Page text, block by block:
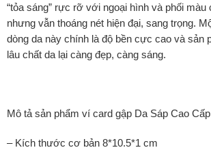
“tỏa sáng” rực rỡ với ngoại hình và phối màu
nhưng vẫn thoáng nét hiện đại, sang trọng.
dòng da này chính là độ bền cực cao và sản
lâu chất da lại càng đẹp, càng sáng.
Mô tả sản phẩm ví card gập Da Sáp Cao
– Kích thước cơ bản 8*10.5*1 cm